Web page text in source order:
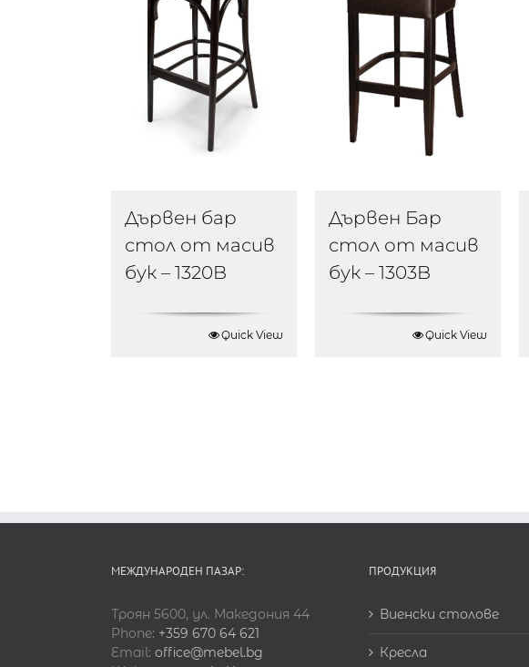
Дървен бар
стол от масив
бук – 1320B
Quick View
Дървен Бар
стол от масив
бук – 1303B
Quick View
МЕЖДУНАРОДЕН ПАЗАР:
Троян 5600, ул. Македония 44
Phone: +359 670 64 621
Email: office@mebel.bg
ПРОДУКЦИЯ
Виенски столове
Кресла